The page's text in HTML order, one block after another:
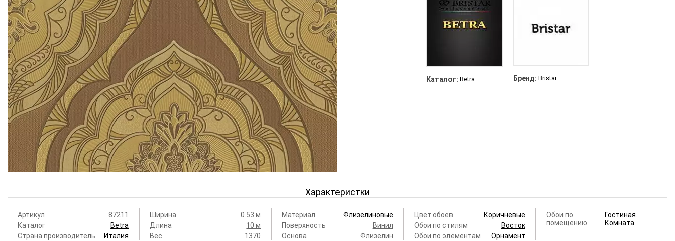
Каталог: Betra Бренд: Bristar
Характеристки
Артикул
87211
Каталог
Betra
Страна производитель
Италия
Ширина
0.53 м
Длина
10 м
Вес
1370
Материал
Флизелиновые
Поверхность
Винил
Основа
Флизелин
Цвет обоев
Коричневые
Обои по стилям
Восток
Обои по элементам
Орнамент
Обои по
помещению
Гостиная.
Комната